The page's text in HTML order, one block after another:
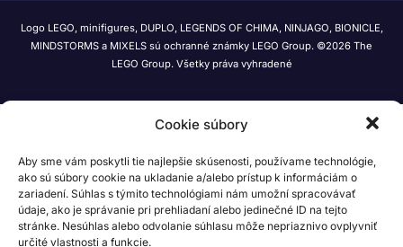
Cookie súbory
Aby sme vám poskytli tie najlepšie skúsenosti, používame technológie,
ako sú súbory cookie na ukladanie a/alebo prístup k informáciám o
zariadení. Súhlas s týmito technológiami nám umožní spracovávať
údaje, ako je správanie pri prehliadaní alebo jedinečné ID na tejto
stránke. Nesúhlas alebo odvolanie súhlasu môže nepriaznivo ovplyvniť
určité vlastnosti a funkcie.
Logo LEGO, minifigures, DUPLO, LEGENDS OF CHIMA, NINJAGO, BIONICLE,
MINDSTORMS a MIXELS sú ochranné známky LEGO Group. ©2026 The
LEGO Group. Všetky práva vyhradené